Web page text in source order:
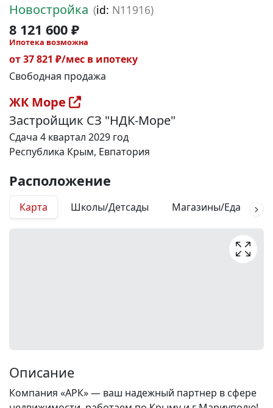
Новостройка (id: N11916)
8 121 600 ₽
Ипотека возможна
от 37 821 ₽/мес в ипотеку
Свободная продажа
ЖК Море
Застройщик СЗ "НДК-Море"
Сдача 4 квартал 2029 год
Республика Крым, Евпатория
Расположение
Карта Школы/Детсады Магазины/Еда
Описание
Компания «АРК» — ваш надежный партнер в сфере